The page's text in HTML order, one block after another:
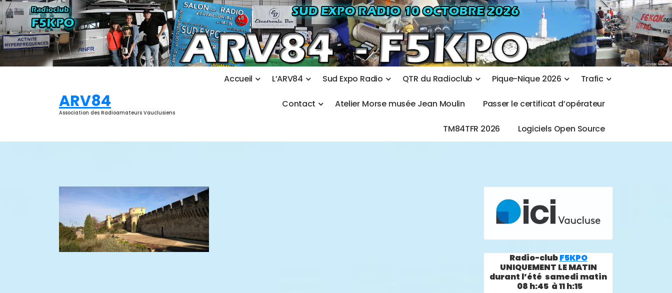
Aller
au
contenu
ARV84
Association des Radioamateurs Vauclusiens
Accueil L’ARV84 Sud Expo Radio QTR du Radioclub Pique-Nique 2026 Trafic
Contact Atelier Morse musée Jean Moulin Passer le certificat d’opérateur
TM84TFR 2026 Logiciels Open Source
Radio-clubF5KPO
UNIQUEMENT LE MATIN
durant l’été samedi matin
08 h:45 à 11 h:15